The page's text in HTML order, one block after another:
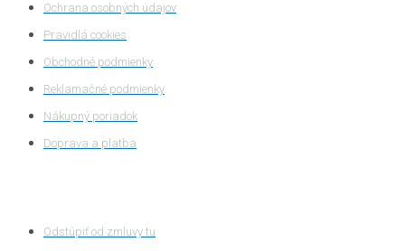
Ochrana osobných údajov
Pravidlá cookies
Obchodné podmienky
Reklamačné podmienky
Nákupný poriadok
Doprava a platba
Odstúpiť od zmluvy tu